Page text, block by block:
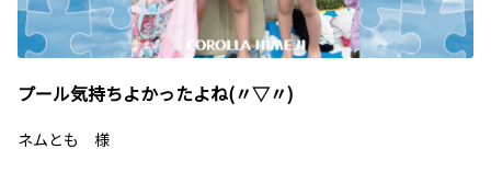
プール気持ちよかったよね(〃▽〃)
ネムとも 様